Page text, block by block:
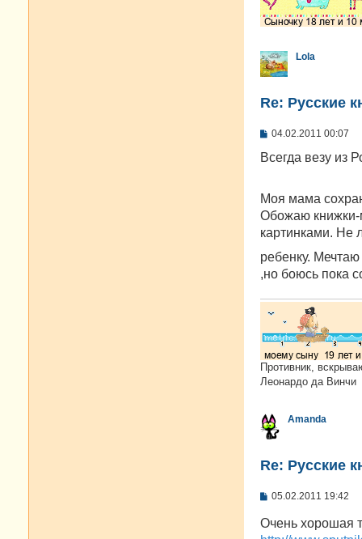
Lola
Re: Русские
С
о
н
и
е
04.02.2011 00:07
Всегда везу из
Моя мама
Обожаю книжки-
картинками. Не
ребенку.
,но боюсь пока
Противник,
Леонардо да Винчи
Amanda
Re: Русские
С
о
б
05.02.2011 19:42
Очень хорошая